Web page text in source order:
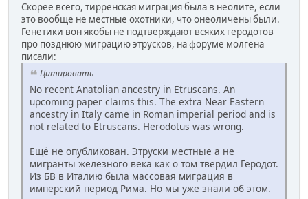
Скорее всего, тирренская миграция была в неолите, если
это вообще не местные охотники, что онеоличены были.
Генетики вон якобы не подтверждают всяких геродотов
про позднюю миграцию этрусков, на форуме молгена
писали:
Цитировать
No recent Anatolian ancestry in Etruscans. An
upcoming paper claims this. The extra Near Eastern
ancestry in Italy came in Roman imperial period and is
not related to Etruscans. Herodotus was wrong.
Ещё не опубликован. Этруски местные а не
мигранты железного века как о том твердил Геродот.
Из БВ в Италию была массовая миграция в
имперский период Рима. Но мы уже знали об этом.